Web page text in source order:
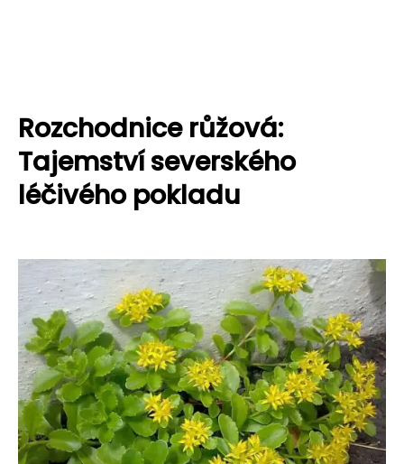
Rozchodnice růžová:
Tajemství severského
léčivého pokladu